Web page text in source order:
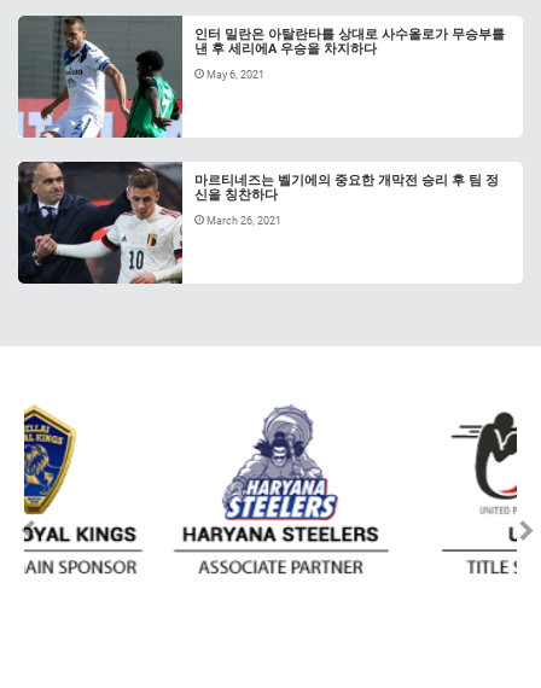
인터 밀란은 아탈란타를 상대로 사수올로가 무승부를
낸 후 세리에A 우승을 차지하다
May 6, 2021
마르티네즈는 벨기에의 중요한 개막전 승리 후 팀 정
신을 칭찬하다
March 26, 2021